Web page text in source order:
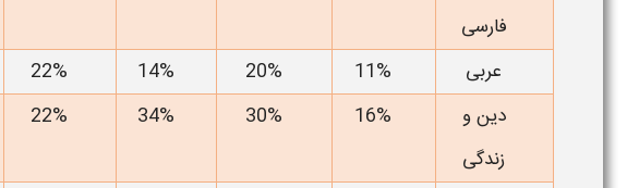
فارسی
عربی 11%
20%
14%
22%
دین و
زندگی
16%
30%
34%
22%